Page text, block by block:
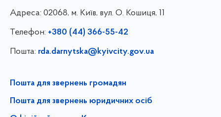
Адреса: 02068, м. Київ, вул. О. Кошиця, 11
Телефон: +380 (44) 366-55-42
Пошта: rda.darnytska@kyivcity.gov.ua
Пошта для звернень громадян
Пошта для звернень юридичних осіб